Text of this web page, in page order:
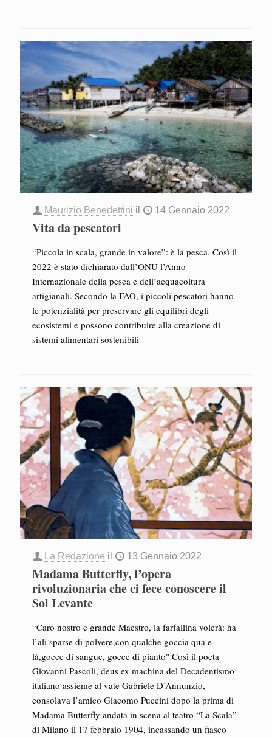
Maurizio Benedettini il 14 Gennaio 2022
Vita da pescatori
“Piccola in scala, grande in valore”: è la pesca. Così il
2022 è stato dichiarato dall’ONU l’Anno
Internazionale della pesca e dell’acquacoltura
artigianali. Secondo la FAO, i piccoli pescatori hanno
le potenzialità per preservare gli equilibri degli
ecosistemi e possono contribuire alla creazione di
sistemi alimentari sostenibili
La Redazione il 13 Gennaio 2022
Madama Butterfly, l’opera
rivoluzionaria che ci fece conoscere il
Sol Levante
“Caro nostro e grande Maestro, la farfallina volerà: ha
l’ali sparse di polvere,con qualche goccia qua e
là,gocce di sangue, gocce di pianto" Così il poeta
Giovanni Pascoli, deus ex machina del Decadentismo
italiano assieme al vate Gabriele D’Annunzio,
consolava l’amico Giacomo Puccini dopo la prima di
Madama Butterfly andata in scena al teatro “La Scala”
di Milano il 17 febbraio 1904, incassando un fiasco